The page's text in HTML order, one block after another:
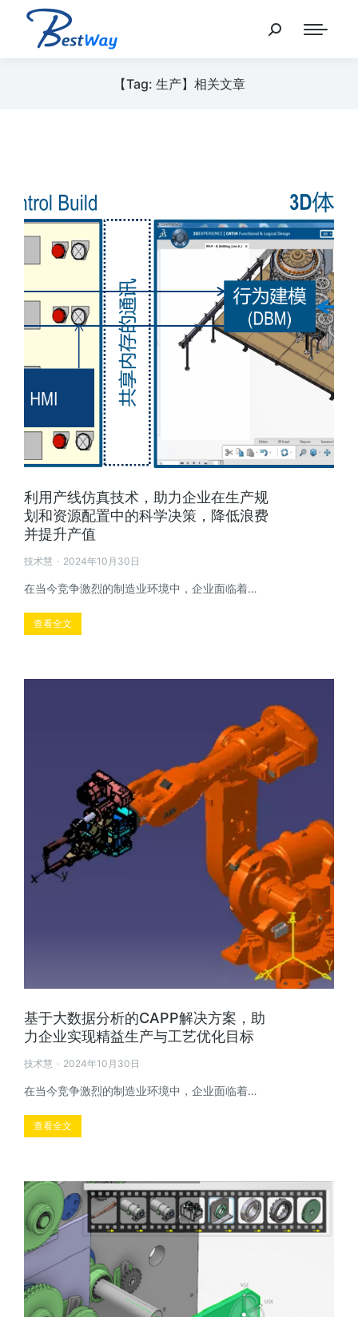
【Tag: 生产】相关文章
利用产线仿真技术，助力企业在生产规
划和资源配置中的科学决策，降低浪费
并提升产值
技术慧 2024年10月30日
在当今竞争激烈的制造业环境中，企业面临着…
查看全文
基于大数据分析的CAPP解决方案，助
力企业实现精益生产与工艺优化目标
技术慧 2024年10月30日
在当今竞争激烈的制造业环境中，企业面临着…
查看全文